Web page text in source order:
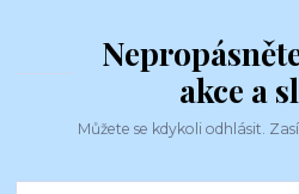
akce a
Můžete se kdykoli odhlásit.